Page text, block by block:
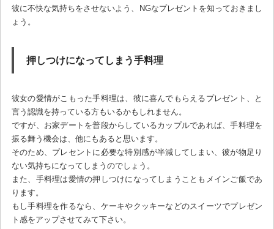
彼に不快な気持ちをさせないよう、NGなプレゼントを知っておきまし
ょう。
押しつけになってしまう手料理
彼女の愛情がこもった手料理は、彼に喜んでもらえるプレゼント、と
言う認識を持っている方もいるかもしれません。
ですが、お家デートを普段からしているカップルであれば、手料理を
振る舞う機会は、他にもあると思います。
そのため、プレセントに必要な特別感が半減してしまい、彼が物足り
ない気持ちになってしまうのでしょう。
また、手料理は愛情の押しつけになってしまうこともメインご飯であ
ります。
もし手料理を作るなら、ケーキやクッキーなどのスイーツでプレゼン
ト感をアップさせてみて下さい。